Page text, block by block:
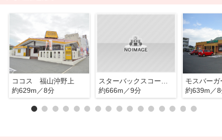
ココス 福山沖野上
約629m／8分
約666m／9分
約639m／